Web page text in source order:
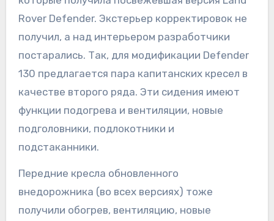
Rover Defender. Экстерьер корректировок не
получил, а над интерьером разработчики
постарались. Так, для модификации Defender
130 предлагается пара капитанских кресел в
качестве второго ряда. Эти сидения имеют
функции подогрева и вентиляции, новые
подголовники, подлокотники и
подстаканники.
Передние кресла обновленного
внедорожника (во всех версиях) тоже
получили обогрев, вентиляцию, новые